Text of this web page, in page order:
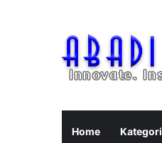
Home Kategori